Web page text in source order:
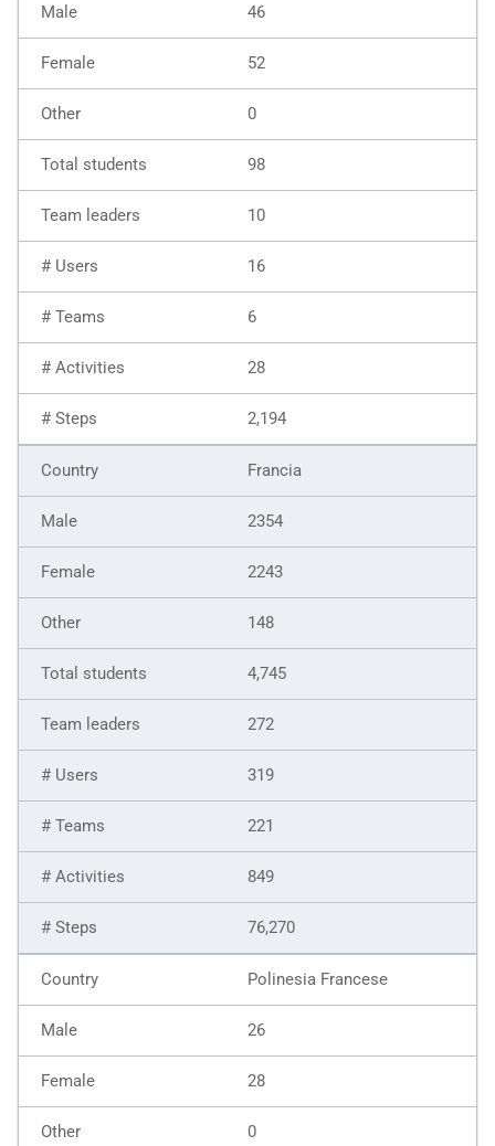
46
52
0
98
10
16
6
28
2,194
Francia
2354
2243
148
4,745
272
319
221
849
76,270
Polinesia Francese
26
28
0